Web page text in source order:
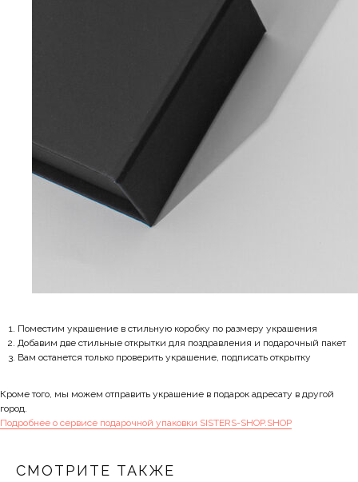
Поместим украшение в стильную коробку по размеру украшения
Добавим две стильные открытки для поздравления и подарочный пакет
Вам останется только проверить украшение, подписать открытку
Кроме того, мы можем отправить украшение в подарок адресату в другой
город.
Подробнее о сервисе подарочной упаковки SISTERS-SHOP.SHOP
СМОТРИТЕ ТАКЖЕ